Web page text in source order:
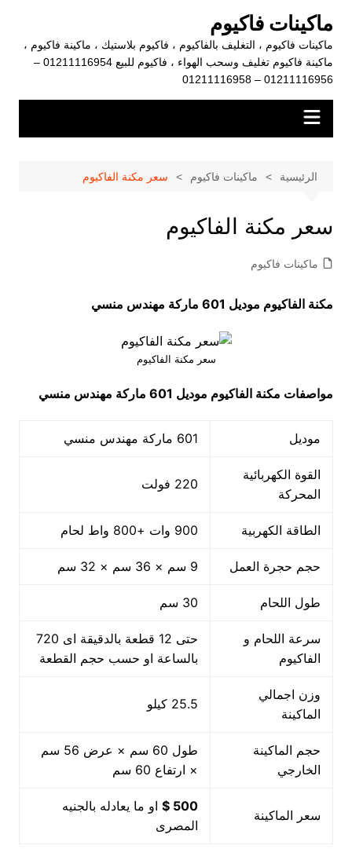
المحتوى
ماكينات فاكيوم
ماكينات فاكيوم ، التغليف بالفاكيوم ، فاكيوم بلاستيك ، ماكينة فاكيوم ،
ماكينة فاكيوم تغليف وسحب الهواء ، فاكيوم للبيع 01211116954 –
01211116956 – 01211116958
الرئيسية ماكينات فاكيوم سعر مكنة الفاكيوم
سعر مكنة الفاكيوم
ماكينات فاكيوم
مكنة الفاكيوم موديل 601 ماركة مهندس منسي
سعر مكنة الفاكيوم
مواصفات مكنة الفاكيوم موديل 601 ماركة مهندس منسي
موديل 601 ماركة مهندس منسي
القوة الكهربائية
المحركة
220 فولت
الطاقة الكهربية 900 وات +800 واط لحام
حجم حجرة العمل 9 سم × 36 سم × 32 سم
طول اللحام 30 سم
سرعة اللحام و
الفاكيوم
حتى 12 قطعة بالدقيقة اى 720
بالساعة او حسب حجم القطعة
وزن اجمالي
الماكينة
25.5 كيلو
حجم الماكينة
الخارجي
طول 60 سم × عرض 56 سم
× ارتفاع 60 سم
سعر الماكينة
500 $
او ما يعادله بالجنيه
المصرى